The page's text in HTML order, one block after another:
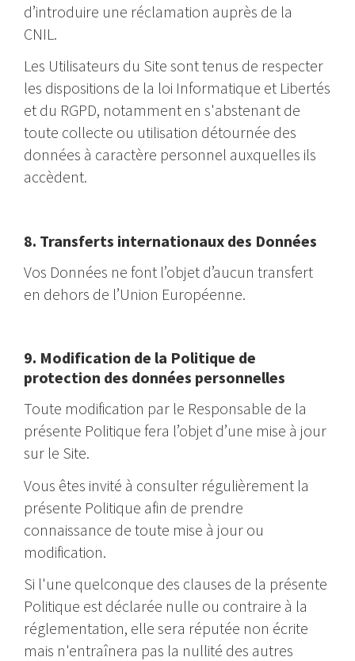
d’introduire une réclamation auprès de la
CNIL.
Les Utilisateurs du Site sont tenus de respecter
les dispositions de la loi Informatique et Libertés
et du RGPD, notamment en s'abstenant de
toute collecte ou utilisation détournée des
données à caractère personnel auxquelles ils
accèdent.
8. Transferts internationaux des Données
Vos Données ne font l’objet d’aucun transfert
en dehors de l’Union Européenne.
9. Modification de la Politique de
protection des données personnelles
Toute modification par le Responsable de la
présente Politique fera l’objet d’une mise à jour
sur le Site.
Vous êtes invité à consulter régulièrement la
présente Politique afin de prendre
connaissance de toute mise à jour ou
modification.
Si l'une quelconque des clauses de la présente
Politique est déclarée nulle ou contraire à la
réglementation, elle sera réputée non écrite
mais n'entraînera pas la nullité des autres